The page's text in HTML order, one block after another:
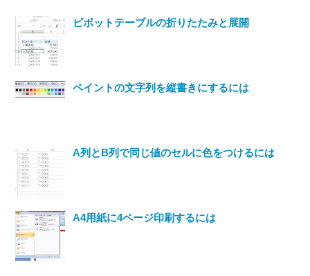
ピボットテーブルの折りたたみと展開
ペイントの文字列を縦書きにするには
A列とB列で同じ値のセルに色をつけるには
A4用紙に4ページ印刷するには